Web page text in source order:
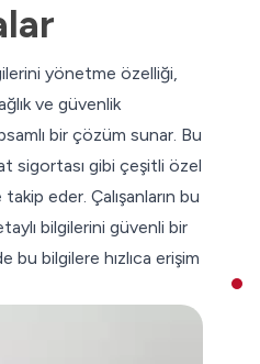
yönetme özelliği,
ve güvenlik
bir çözüm sunar. Bu
sigortası gibi çeşitli özel
eder. Çalışanların bu
bilgilerini güvenli bir
bu bilgilere hızlıca erişim